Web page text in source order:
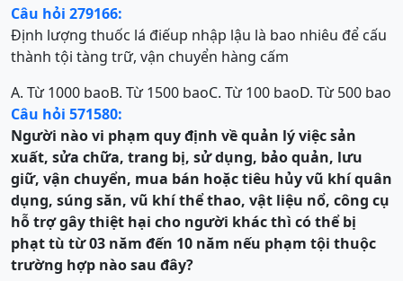
Câu hỏi 279166:
Định lượng thuốc lá điếup nhập lậu là bao nhiêu để cấu
thành tội tàng trữ, vận chuyển hàng cấm
A. Từ 1000 baoB. Từ 1500 baoC. Từ 100 baoD. Từ 500 bao
Câu hỏi 571580:
Người nào vi phạm quy định về quản lý việc sản
xuất, sửa chữa, trang bị, sử dụng, bảo quản, lưu
giữ, vận chuyển, mua bán hoặc tiêu hủy vũ khí quân
dụng, súng săn, vũ khí thể thao, vật liệu nổ, công cụ
hỗ trợ gây thiệt hại cho người khácthì có thểbị
phạt tù từ 03 năm đến 10 năm nếu phạm tội thuộc
trường hợp nào sau đây?